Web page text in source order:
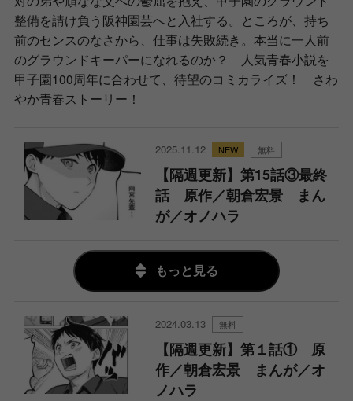
整備を請け負う阪神園芸へと入社する。ところが、持ち
前のセンスのなさから、仕事は失敗続き。本当に一人前
のグラウンドキーパーになれるのか？ 人気青春小説を
甲子園100周年に合わせて、待望のコミカライズ！ さわ
やか青春ストーリー！
2025.11.12 無料
【隔週更新】第15話③最終
話 原作／朝倉宏景 まん
が／オノハラ
もっと見る
2024.03.13 無料
【隔週更新】第１話① 原
作／朝倉宏景 まんが／オ
ノハラ